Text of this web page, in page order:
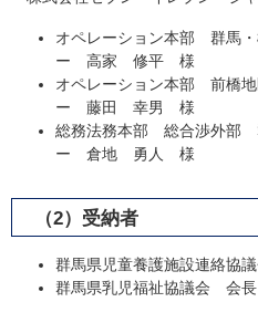
オペレーション本部 群馬
ー 高家 修平 様
オペレーション本部 前橋
ー 藤田 幸男 様
総務法務本部 総合渉外部
ー 倉地 勇人 様
（2）受納者
群馬県児童養護施設連絡
群馬県乳児福祉協議会